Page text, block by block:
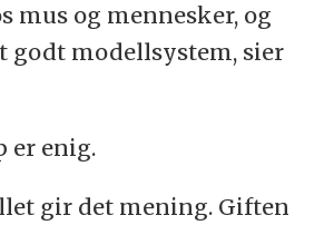
mus og mennesker, og
godt modellsystem, sier
er enig.
gir det mening. Giften